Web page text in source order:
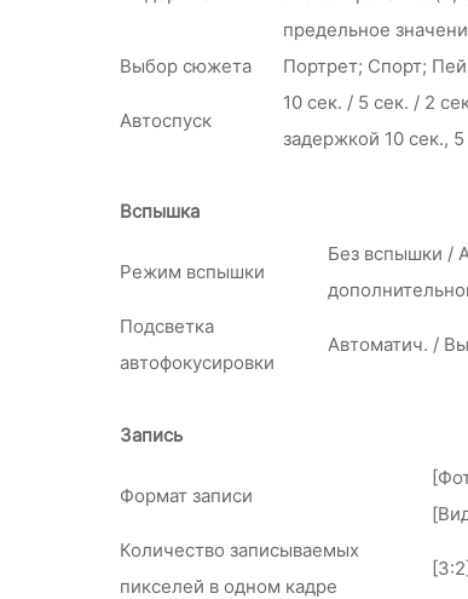
предельное
Выбор сюжета
Портрет; Спорт;
Автоспуск
10 сек. / 5 сек. / 2
задержкой 10 сек.,
Вспышка
Режим вспышки
Без вспышки /
Подсветка
автофокусировки
Автоматич. /
Запись
Формат записи
Количество записываемых
пикселей в одном кадре